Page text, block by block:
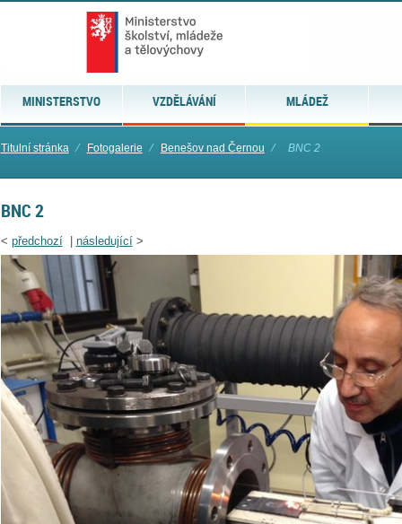
MINISTERSTVO VZDĚLÁVÁNÍ MLÁDEŽ
Titulní stránka ⁄ Fotogalerie ⁄ Benešov nad Černou ⁄ BNC 2
BNC 2
< předchozí| následující>